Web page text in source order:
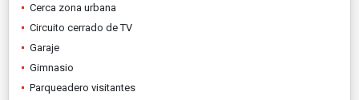
Cerca zona urbana
Circuito cerrado de TV
Garaje
Gimnasio
Parqueadero visitantes